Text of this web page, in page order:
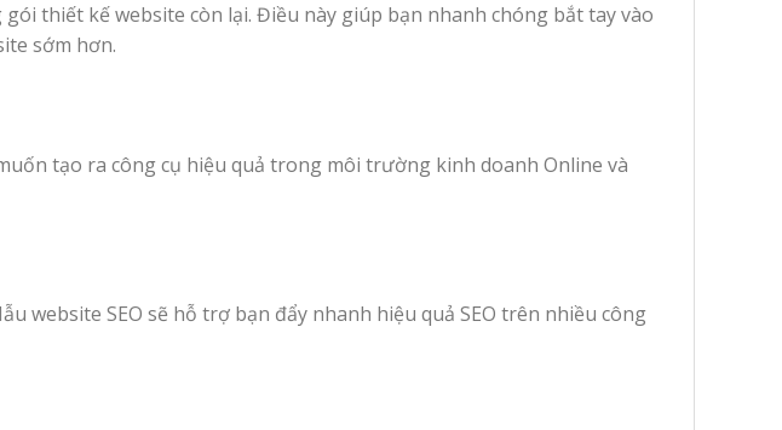
thiết kế website còn lại. Điều này giúp bạn nhanh chóng bắt tay vào
sớm hơn.
tạo ra công cụ hiệu quả trong môi trường kinh doanh Online và
website SEO sẽ hỗ trợ bạn đẩy nhanh hiệu quả SEO trên nhiều công